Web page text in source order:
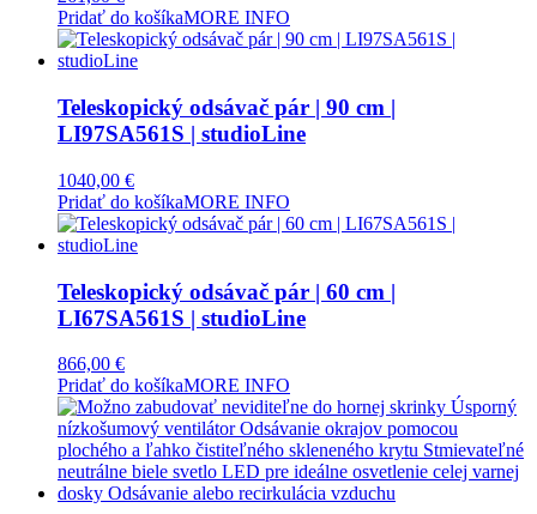
Pridať do košíkaMORE INFO
Teleskopický odsávač pár | 90 cm |
LI97SA561S | studioLine
1040,00 €
Pridať do košíkaMORE INFO
Teleskopický odsávač pár | 60 cm |
LI67SA561S | studioLine
866,00 €
Pridať do košíkaMORE INFO